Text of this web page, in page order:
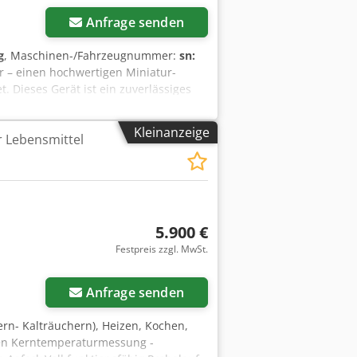
Anfrage senden
, Maschinen-/Fahrzeugnummer: sn:
– einen hochwertigen Miniatur-
Dieses Gerät ist ein zuverlässiges
entwickelt, um bei jeder
hervorragenden Eigenschaften ist
Equipment und -Geräte,
Ajzgw Tlsafock Das Gerät ist von
Baujahr 2021 und ist NEU.
und von seiner
Kleinanzeige
Lebensmittel
5.900 €
Festpreis zzgl. MwSt.
Anfrage senden
Kalträuchern), Heizen, Kochen,
Kerntemperaturmessung -